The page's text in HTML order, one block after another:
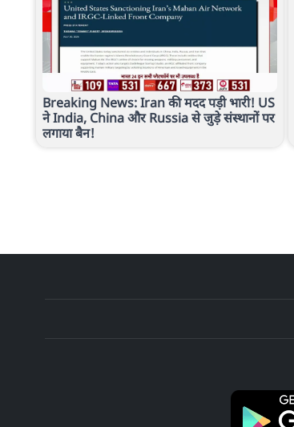
Breaking News: Iran की मदद पड़ी भारी! US
ने India, China और Russia से जुड़े संस्थानों पर
लगाया बैन!